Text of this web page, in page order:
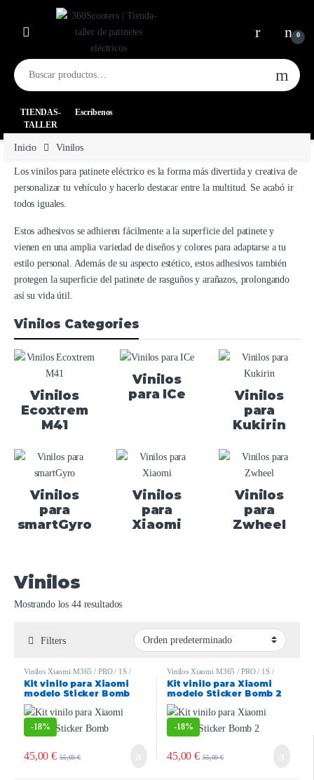
0
TIENDAS-
TALLER
Escríbenos
Inicio Vinilos
Los vinilos para patinete eléctrico es la forma más divertida y creativa de
personalizar tu vehículo y hacerlo destacar entre la multitud. Se acabó ir
todos iguales.
Estos adhesivos se adhieren fácilmente a la superficie del patinete y
vienen en una amplia variedad de diseños y colores para adaptarse a tu
estilo personal. Además de su aspecto estético, estos adhesivos también
protegen la superficie del patinete de rasguños y arañazos, prolongando
así su vida útil.
Vinilos Categories
Vinilos
Ecoxtrem
M41
Vinilos
para ICe
Vinilos
para
Kukirin
Vinilos
para
smartGyro
Vinilos
para
Xiaomi
Vinilos
para
Zwheel
Vinilos
Mostrando los 44 resultados
Filters
Vinilos Xiaomi M365 / PRO / 1S /
ESSENTIAL / PRO2 / MI3
Kit vinilo para Xiaomi
modelo Sticker Bomb
-18%
45,00€ 55,00€
Vinilos Xiaomi M365 / PRO / 1S /
ESSENTIAL / PRO2 / MI3
Kit vinilo para Xiaomi
modelo Sticker Bomb 2
-18%
45,00€ 55,00€